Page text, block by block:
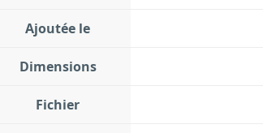
Ajoutée le
Dimensions
Fichier